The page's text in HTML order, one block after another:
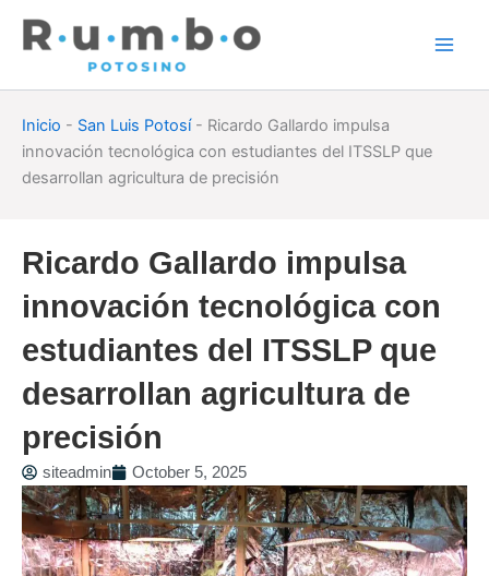
Inicio - San Luis Potosí- Ricardo Gallardo impulsa
innovación tecnológica con estudiantes del ITSSLP que
desarrollan agricultura de precisión
Ricardo Gallardo impulsa
innovación tecnológica con
estudiantes del ITSSLP que
desarrollan agricultura de
precisión
siteadmin October 5, 2025